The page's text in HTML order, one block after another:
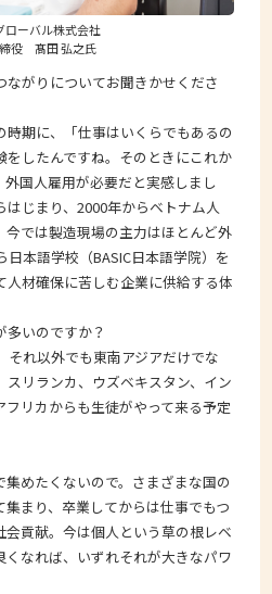
ローバル株式会社
役 髙田 弘之氏
ながりについてお聞きかせくださ
期に、「仕事はいくらでもあるの
をしたんですね。そのときにこれか
国人雇用が必要だと実感しまし
じまり、2000年からベトナム人
今では製造現場の主力はほとんど外
本語学校（BASIC日本語学院）を
材確保に苦しむ企業に供給する体
いのですか？
れ以外でも東南アジアだけでな
スリランカ、ウズベキスタン、イン
フリカからも生徒がやって来る予定
めたくないので。さまざまな国の
まり、卒業してからは仕事でもつ
貢献。今は個人という草の根レベ
なれば、いずれそれが大きなパワ